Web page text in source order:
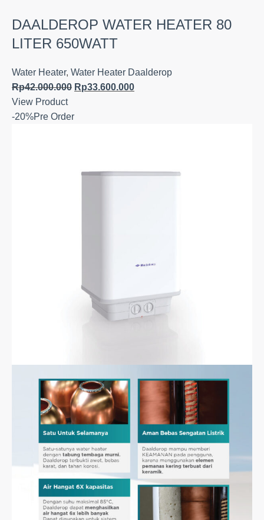
DAALDEROP WATER HEATER 80
LITER 650WATT
Water Heater, Water Heater Daalderop
Rp42.000.000 Rp33.600.000
View Product
-20%Pre Order